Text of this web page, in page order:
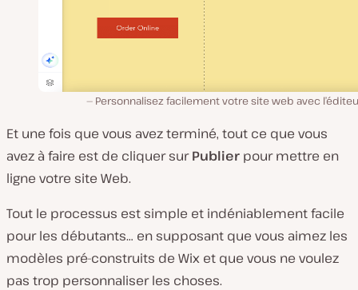
Personnalisez facilement votre site web avec
Et une fois que vous avez terminé, tout ce que vous
avez à faire est de cliquer surPublier pour mettre en
ligne votre site Web.
Tout le processus est simple et indéniablement facile
pour les débutants… en supposant que vous aimez les
modèles pré-construits de Wix et que vous ne voulez
pas trop personnaliser les choses.